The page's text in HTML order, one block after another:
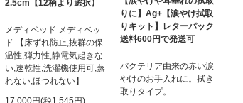
2.5cm【12柄より選択】
メディベッド メディベッ
ド 【床ずれ防止,抜群の保
温性,弾力性,静電気起きな
い,速乾性,洗濯機使用可,蒸
れない,ほつれない】
りに】Ag+【涙やけ拭取
りキット】レターパック
送料600円で発送可
バクテリア由来の赤い涙
やけのお手入れに。拭き
取りタイプ。